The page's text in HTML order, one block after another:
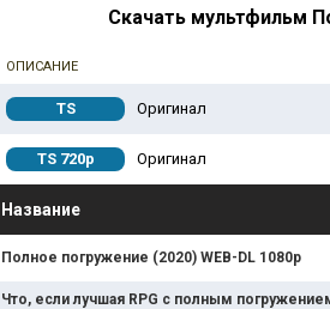
Скачать мультфильм
ОПИСАНИЕ
TS Оригинал
TS 720p Оригинал
Название
Полное погружение (2020) WEB-DL 1080p
Что, если лучшая RPG с полным